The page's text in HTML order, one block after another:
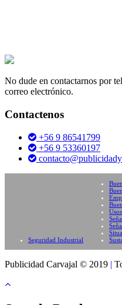
No dude en contactarnos por
correo electrónico.
Contactenos
+56 9 86541799
+56 9 53360197
Seguridad Industrial
Publicidad Carvajal © 2019 |